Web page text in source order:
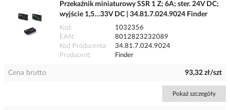
Przekaźnik miniaturowy SSR 1 Z; 6A; ster. 24V DC;
wyjście 1,5…33V DC | 34.81.7.024.9024 Finder
Kod
1032356
EAN
8012823232089
Kod Producenta
34.81.7.024.9024
Producent
Finder
Cena brutto 93,32 zł/szt
Pokaż szczegóły